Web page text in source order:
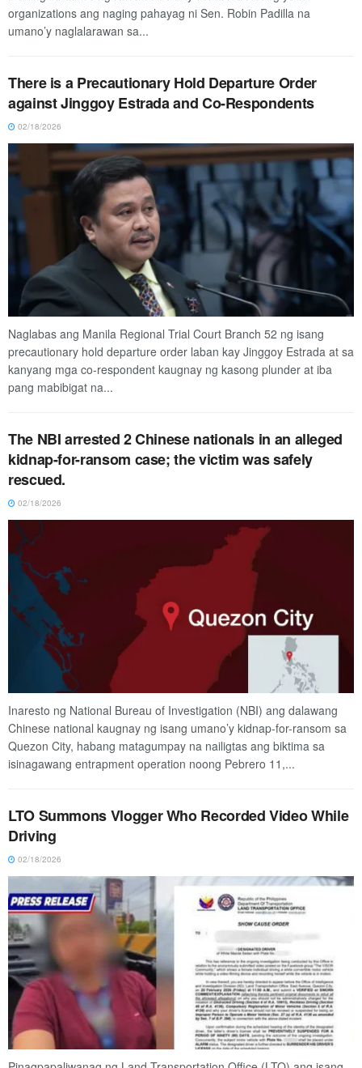
organizations ang naging pahayag ni Sen. Robin Padilla na
umano’y naglalarawan sa...
There is a Precautionary Hold Departure Order
against Jinggoy Estrada and Co-Respondents
02/18/2026
Naglabas ang Manila Regional Trial Court Branch 52 ng isang
precautionary hold departure order laban kay Jinggoy Estrada at sa
kanyang mga co-respondent kaugnay ng kasong plunder at iba
pang mabibigat na...
The NBI arrested 2 Chinese nationals in an alleged
kidnap-for-ransom case; the victim was safely
rescued.
02/18/2026
Inaresto ng National Bureau of Investigation (NBI) ang dalawang
Chinese national kaugnay ng isang umano’y kidnap-for-ransom sa
Quezon City, habang matagumpay na nailigtas ang biktima sa
isinagawang entrapment operation noong Pebrero 11,...
LTO Summons Vlogger Who Recorded Video While
Driving
02/18/2026